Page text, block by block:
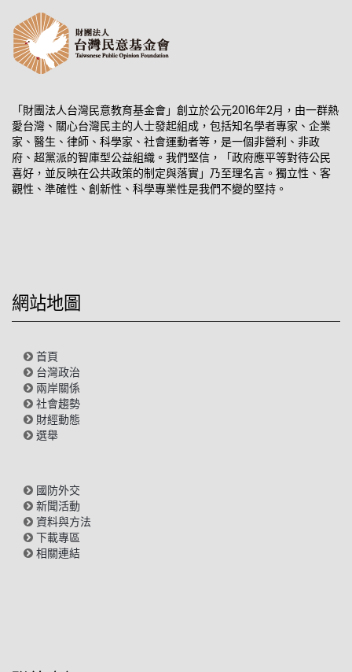
「財團法人台灣民意教育基金會」創立於公元2016年2月，由一群熱
愛台灣、關心台灣民主的人士發起組成，包括知名學者專家、企業
家、醫生、律師、科學家、社會運動者等，是一個非營利、非政
府、超黨派的智庫型公益組織。我們堅信，「政府應平等對待公民
喜好，並反映在公共政策的制定與落實」乃至理名言。獨立性、客
觀性、準確性、創新性、科學專業性是我們不變的堅持。
網站地圖
首頁
台灣政治
兩岸關係
社會趨勢
財經動態
選舉
國防外交
新聞活動
資料與方法
下載專區
相關連結